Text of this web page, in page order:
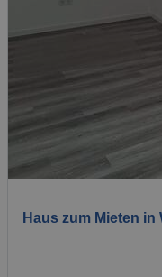
Haus zum Mieten in